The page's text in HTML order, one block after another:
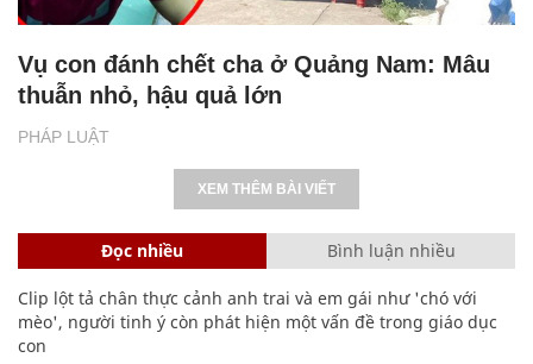
PHÁP LUẬT
Vụ con đánh chết cha ở Quảng Nam: Mâu
thuẫn nhỏ, hậu quả lớn
XEM THÊM BÀI VIẾT
Đọc nhiều Bình luận nhiều
Clip lột tả chân thực cảnh anh trai và em gái như 'chó với
mèo', người tinh ý còn phát hiện một vấn đề trong giáo dục
con